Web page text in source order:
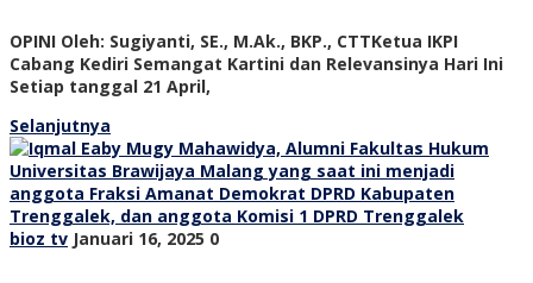
OPINI Oleh: Sugiyanti, SE., M.Ak., BKP., CTTKetua IKPI
Cabang Kediri Semangat Kartini dan Relevansinya Hari Ini
Setiap tanggal 21 April,
Selanjutnya
bioz tv Januari 16, 2025 0